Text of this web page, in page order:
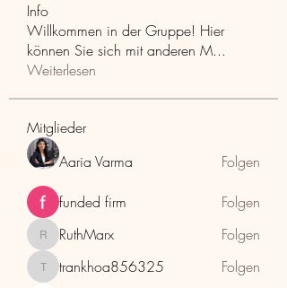
Info
Willkommen in der Gruppe! Hier
können Sie sich mit anderen M...
Weiterlesen
Mitglieder
Aaria Varma
Folgen
funded firm Folgen
RuthMarx
RuthMarx Folgen
trankhoa856325
trankhoa856325
Folgen